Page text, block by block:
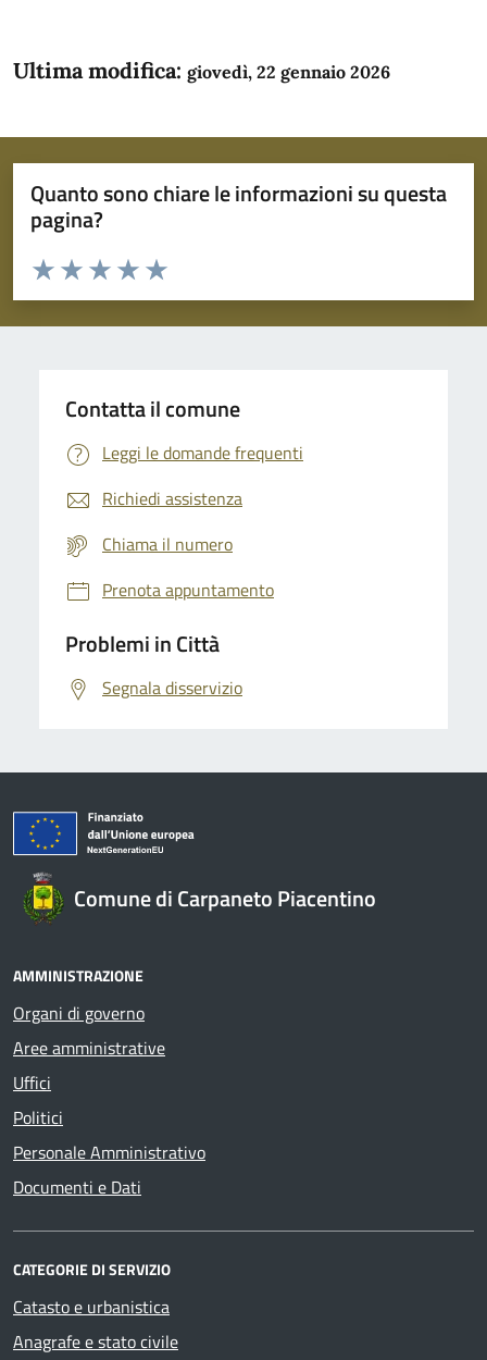
Ultima modifica: giovedì, 22 gennaio 2026
Quanto sono chiare le informazioni su questa
pagina?
Domanda
Valuta da 1 a 5 stelle la pagina
Valuta 5 stelle su 5
Valuta 4 stelle su 5
Valuta 3 stelle su 5
Valuta 2 stelle su 5
Valuta 1 stelle su 5
Contatta il comune
Leggi le domande frequenti
Richiedi assistenza
Chiama il numero
Prenota appuntamento
Problemi in Città
Segnala disservizio
Comune di Carpaneto Piacentino
AMMINISTRAZIONE
Organi di governo
Aree amministrative
Uffici
Politici
Personale Amministrativo
Documenti e Dati
CATEGORIE DI SERVIZIO
Catasto e urbanistica
Anagrafe e stato civile